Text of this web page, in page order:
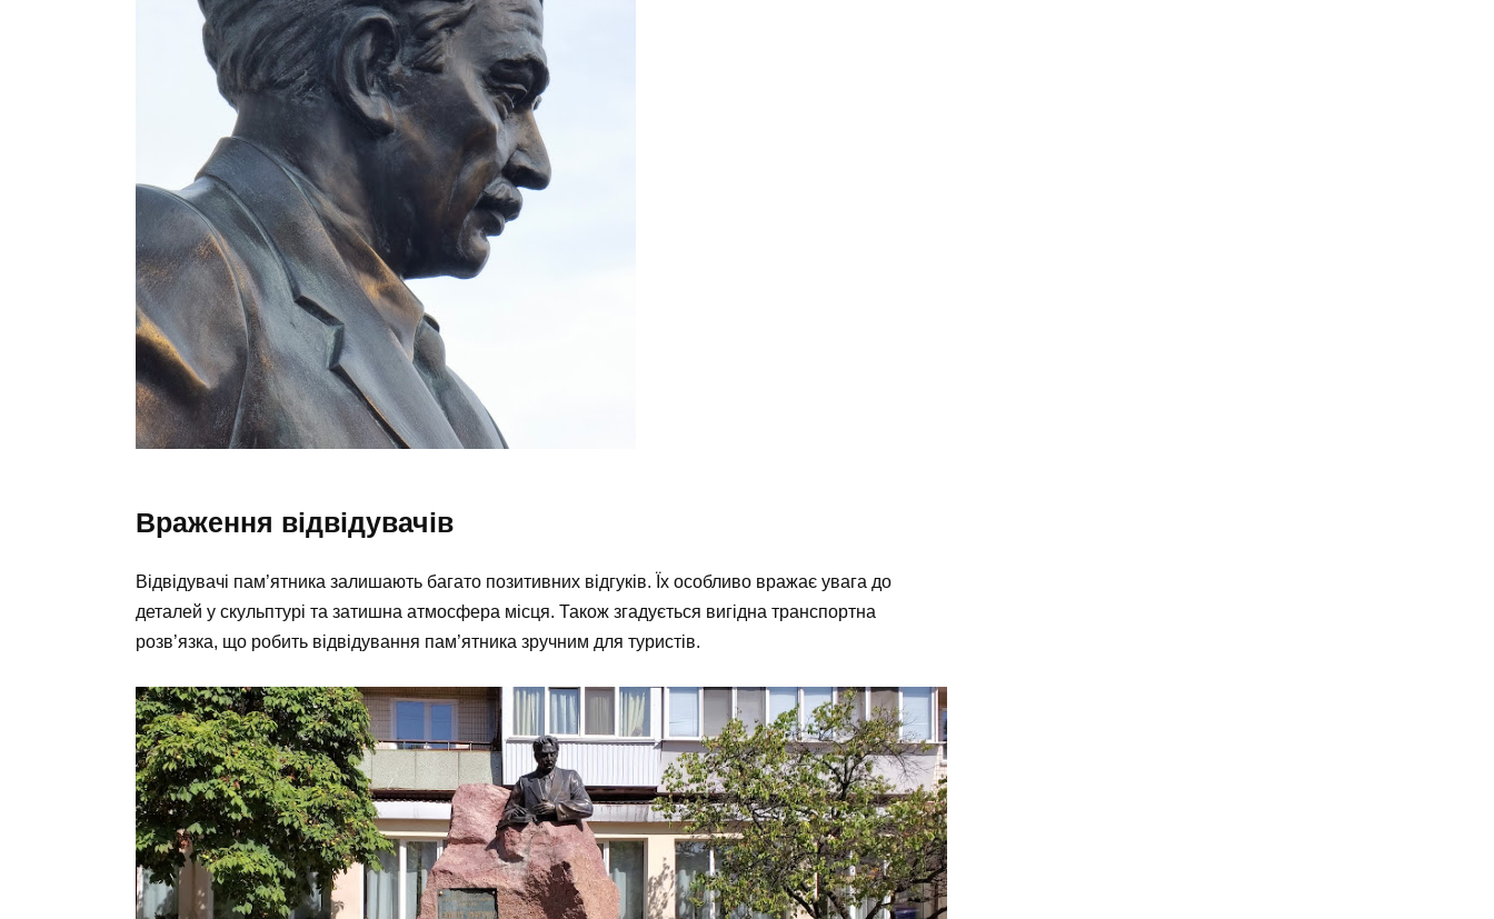
Враження відвідувачів
Відвідувачі пам’ятника залишають багато позитивних відгуків. Їх особливо вражає увага до
деталей у скульптурі та затишна атмосфера місця. Також згадується вигідна транспортна
розв’язка, що робить відвідування пам’ятника зручним для туристів.